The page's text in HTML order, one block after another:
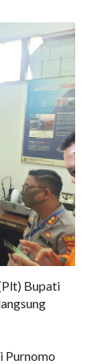
Bupati
Purnomo